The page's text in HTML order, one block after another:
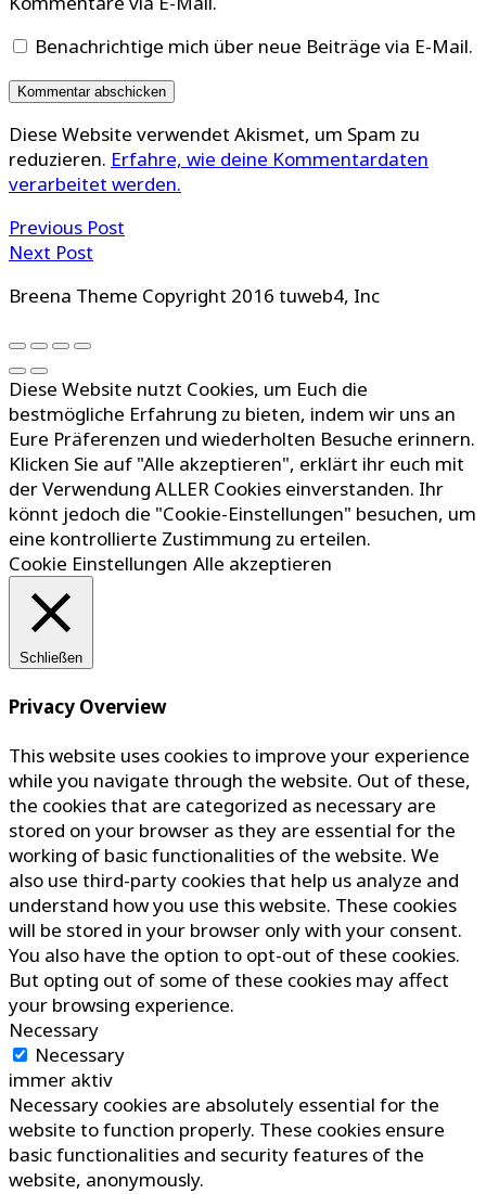
Benachrichtige mich über neue Beiträge via E-Mail.
Diese Website verwendet Akismet, um Spam zu
reduzieren. Erfahre, wie deine Kommentardaten
verarbeitet werden.
Previous Post
Next Post
Breena Theme Copyright 2016 tuweb4, Inc
Diese Website nutzt Cookies, um Euch die
bestmögliche Erfahrung zu bieten, indem wir uns an
Eure Präferenzen und wiederholten Besuche erinnern.
Klicken Sie auf "Alle akzeptieren", erklärt ihr euch mit
der Verwendung ALLER Cookies einverstanden. Ihr
könnt jedoch die "Cookie-Einstellungen" besuchen, um
eine kontrollierte Zustimmung zu erteilen.
Cookie Einstellungen Alle akzeptieren
Schließen
Privacy Overview
This website uses cookies to improve your experience
while you navigate through the website. Out of these,
the cookies that are categorized as necessary are
stored on your browser as they are essential for the
working of basic functionalities of the website. We
also use third-party cookies that help us analyze and
understand how you use this website. These cookies
will be stored in your browser only with your consent.
You also have the option to opt-out of these cookies.
But opting out of some of these cookies may affect
your browsing experience.
Necessary
Necessary
immer aktiv
Necessary cookies are absolutely essential for the
website to function properly. These cookies ensure
basic functionalities and security features of the
website, anonymously.